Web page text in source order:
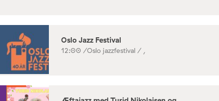
Oslo Jazz Festival
12:00 /Oslo jazzfestival / ,